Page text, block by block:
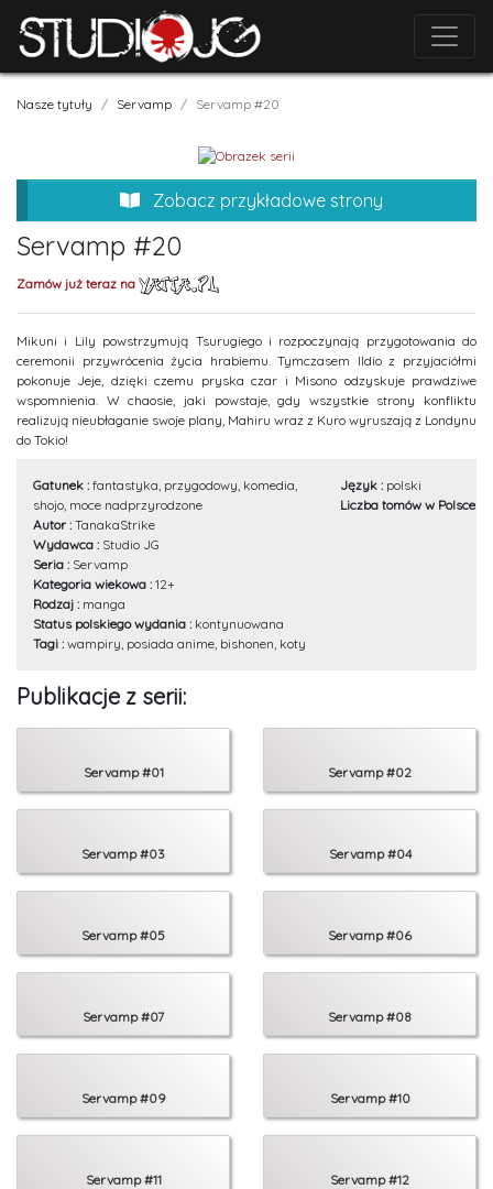
Nasze tytuły Servamp Servamp #20
Zobacz przykładowe strony
Servamp #20
Zamów już teraz na
Mikuni i Lily powstrzymują Tsurugiego i rozpoczynają przygotowania do
ceremonii przywrócenia życia hrabiemu. Tymczasem Ildio z przyjaciółmi
pokonuje Jeje, dzięki czemu pryska czar i Misono odzyskuje prawdziwe
wspomnienia. W chaosie, jaki powstaje, gdy wszystkie strony konfliktu
realizują nieubłaganie swoje plany, Mahiru wraz z Kuro wyruszają z Londynu
do Tokio!
Gatunek : fantastyka, przygodowy, komedia,
shojo, moce nadprzyrodzone
Autor : TanakaStrike
Wydawca : Studio JG
Seria : Servamp
Kategoria wiekowa : 12+
Rodzaj : manga
Status polskiego wydania : kontynuowana
Tagi : wampiry, posiada anime, bishonen, koty
Język : polski
Liczba tomów w Polsce :
Publikacje z serii:
Servamp #01 Servamp #02
Servamp #03 Servamp #04
Servamp #05 Servamp #06
Servamp #07 Servamp #08
Servamp #09 Servamp #10
Servamp #11 Servamp #12